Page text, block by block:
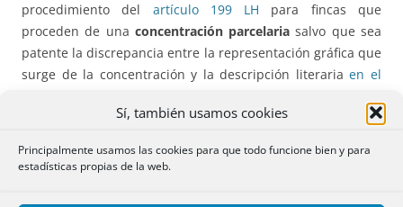
Sí, también usamos cookies
Principalmente usamos las cookies para que todo funcione bien y para
estadísticas propias de la web.
procedimiento del artículo 199 LH para fincas que
proceden de una concentración parcelaria salvo que sea
patente la discrepancia entre la representación gráfica que
surge de la concentración y la descripción literariaen el
participaciones gananciales hecha por su titular al otro